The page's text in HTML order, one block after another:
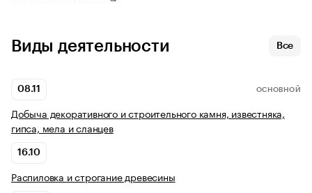
Виды деятельности Все
08.11 ОСНОВНОЙ
Добыча декоративного и строительного камня, известняка,
гипса, мела и сланцев
16.10
Распиловка и строгание древесины